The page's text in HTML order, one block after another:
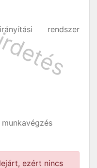
rendszer
ezért nincs